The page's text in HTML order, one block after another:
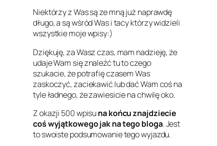
Niektórzy z Was są ze mną już naprawdę
długo, a są wśród Was i tacy którzy widzieli
wszystkie moje wpisy:)
Dziękuję, za Wasz czas, mam nadzieję, że
udaje Wam się znaleźć tu to czego
szukacie, że potrafię czasem Was
zaskoczyć, zaciekawić lub dać Wam coś na
tyle ładnego, że zawiesicie na chwilę oko.
Z okazji 500 wpisuna końcu znajdziecie
coś wyjątkowego jak na tego bloga. Jest
to swoiste podsumowanie tego wyjazdu.